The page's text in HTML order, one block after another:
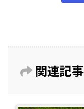
関連記事